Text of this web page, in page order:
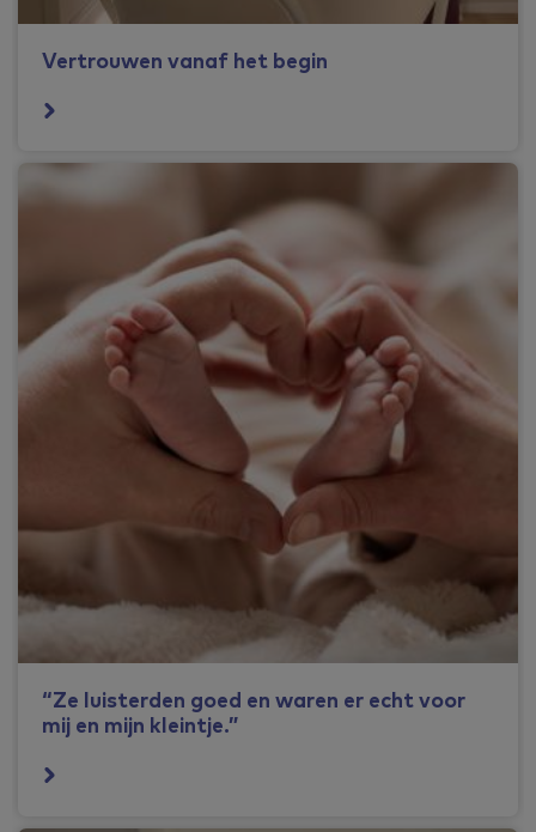
Vertrouwen vanaf het begin
“Ze luisterden goed en waren er echt voor
mij en mijn kleintje.”